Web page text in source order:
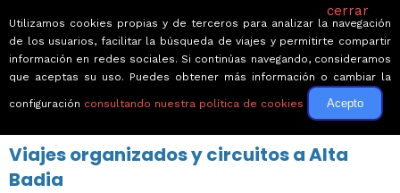
← Volver a Circuitos por Italia
Viajes organizados y circuitos a Alta
Badia
cerrar
Utilizamos cookies propias y de terceros para analizar la navegación
de los usuarios, facilitar la búsqueda de viajes y permitirte compartir
información en redes sociales. Si continúas navegando, consideramos
que aceptas su uso. Puedes obtener más información o cambiar la
configuración consultando nuestra política de cookies Acepto